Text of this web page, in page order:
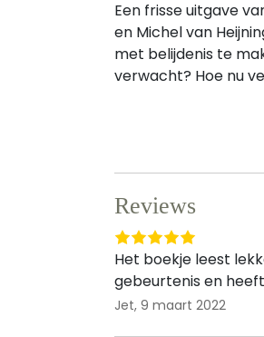
Een frisse uitgave
en Michel van
met belijdenis te
verwacht? Hoe nu
Reviews
Het boekje leest
gebeurtenis en
Jet, 9 maart 2022